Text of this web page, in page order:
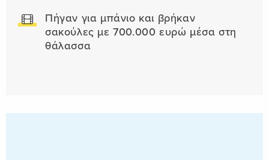
Πήγαν για μπάνιο και βρήκαν
σακούλες με 700.000 ευρώ μέσα στη
θάλασσα